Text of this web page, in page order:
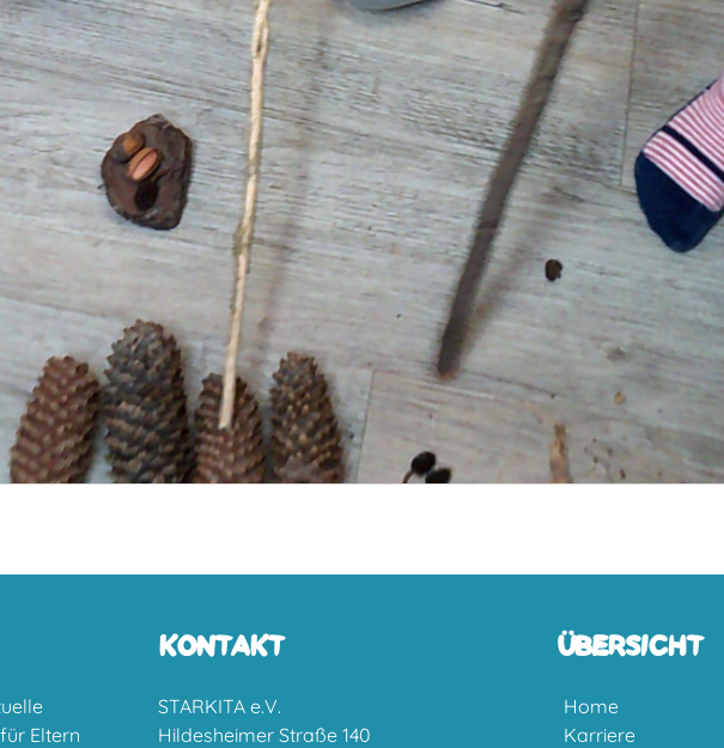
Eltern
KONTAKT
STARKITA e.V.
Hildesheimer Straße 140
ÜBERSICHT
Home
Karriere